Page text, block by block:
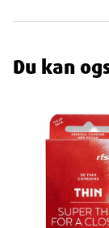
Langvarig
AQUA, PROPYLENE
Du kan